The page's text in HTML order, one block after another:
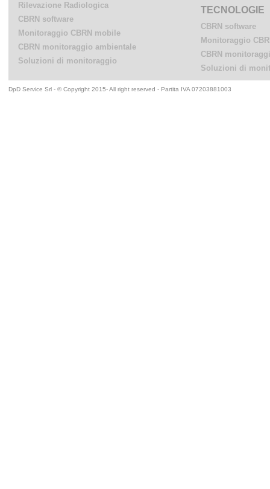
DpD Service Srl - © Copyright 2015- All right reserved - Partita IVA 07203881003
TECNOLOGIE
Rilevazione Radiologica
CBRN software
Monitoraggio CBRN mobile
CBRN monitoraggio ambientale
Soluzioni di monitoraggio
CBRN software
Monitoraggio
CBRN
Soluzioni di